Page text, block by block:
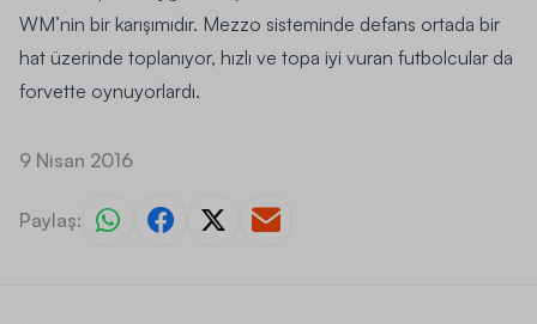
WM’nin bir karışımıdır. Mezzo sisteminde defans ortada bir
hat üzerinde toplanıyor, hızlı ve topa iyi vuran futbolcular da
forvette oynuyorlardı.
9 Nisan 2016
Paylaş: